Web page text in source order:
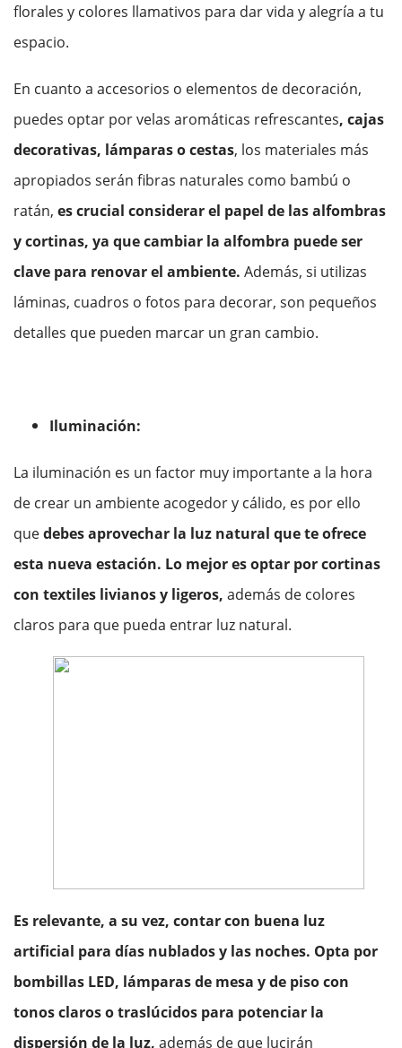
florales y colores llamativos para dar vida y alegría a tu
espacio.
En cuanto a accesorios o elementos de decoración,
puedes optar por velas aromáticas refrescantes, cajas
decorativas, lámparaso cestas, los materiales más
apropiados serán fibras naturales como bambú o
ratán, es crucial considerar el papel de las alfombras
y cortinas, ya que cambiar la alfombra puede ser
clave para renovar el ambiente. Además, si utilizas
láminas, cuadros o fotos para decorar, son pequeños
detalles que pueden marcar un gran cambio.
Iluminación:
La iluminación es un factor muy importante a la hora
de crear un ambiente acogedor y cálido, es por ello
quedebes aprovechar la luz natural que te ofrece
esta nueva estación. Lo mejor es optar por cortinas
con textiles livianos y ligeros, además de colores
claros para que pueda entrar luz natural.
Es relevante, a su vez, contar con buena luz
artificial para días nublados y las noches. Opta por
bombillas LED, lámparas de mesa y de piso con
tonos claros o traslúcidos para potenciar la
dispersión de la luz, además de que lucirán